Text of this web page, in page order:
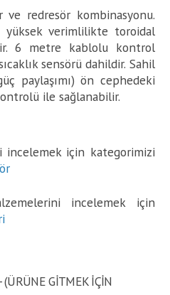
redresör kombinasyonu.
yüksek verimlilikte toroidal
6 metre kablolu kontrol
sensörü dahildir. Sahil
paylaşımı) ön cephedeki
ile sağlanabilir.
için kategorimizi
incelemek için
GITMEK IÇIN